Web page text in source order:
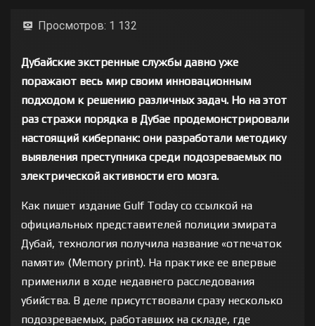
Просмотров: 1 132
Дубайские экстренные службы давно уже
поражают весь мир своим инновационным
подходом к решению различных задач. Но на этот
раз стражи порядка в Дубае продемонстрировали
настоящий киберпанк: они разработали методику
выявления преступника среди подозреваемых по
электрической активности его мозга.
Как пишет издание Gulf Today со ссылкой на
официальных представителей полиции эмирата
Дубай, технология получила название «отпечаток
памяти» (Memory print). На практике ее впервые
применили в ходе недавнего расследования
убийства. В деле присутствовали сразу несколько
подозреваемых, работавших на складе, где